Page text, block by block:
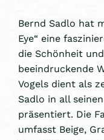
Bernd Sadlo hat
Eye“ eine
die Schönheit
beeindruckende
Vogels dient als
Sadlo in all
präsentiert. Die
umfasst Beige,